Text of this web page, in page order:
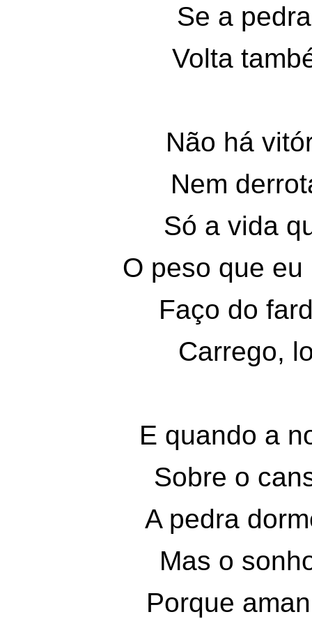
Se a
Volta
Não há
Nem
Só a vida
O peso que
Faço do
Carrego,
E quando a
Sobre o
A pedra
Mas o
Porque